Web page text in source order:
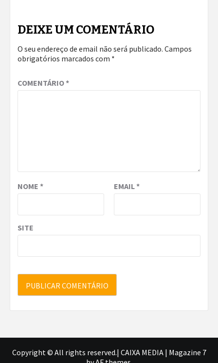
DEIXE UM COMENTÁRIO
O seu endereço de email não será publicado. Campos
obrigatórios marcados com *
COMENTÁRIO*
NOME * EMAIL*
SITE
Copyright © All rights reserved.| CAIXA MEDIA | Magazine 7